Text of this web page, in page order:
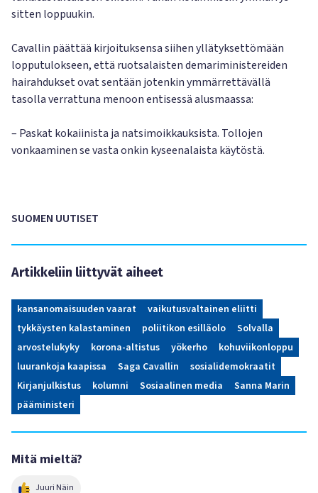
sitten loppuukin.
Cavallin päättää kirjoituksensa siihen yllätyksettömään
lopputulokseen, että ruotsalaisten demariministereiden
hairahdukset ovat sentään jotenkin ymmärrettävällä
tasolla verrattuna menoon entisessä alusmaassa:
– Paskat kokaiinista ja natsimoikkauksista. Tollojen
vonkaaminen se vasta onkin kyseenalaista käytöstä.
SUOMEN UUTISET
Artikkeliin liittyvät aiheet
kansanomaisuuden vaarat
vaikutusvaltainen eliitti
tykkäysten kalastaminen
poliitikon esilläolo
Solvalla
arvostelukyky
korona-altistus yökerho
kohuviikonloppu
luurankoja kaapissa
Saga Cavallin
sosialidemokraatit
Kirjanjulkistus
kolumni Sosiaalinen media
Sanna Marin
pääministeri
Mitä mieltä?
Juuri Näin